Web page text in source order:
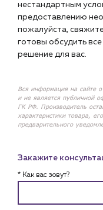
нестандартным
предоставлению
пожалуйста,
готовы обсудить
решение для вас.
Вся информация на сайте
и не является публичной
ГК РФ. Производитель
характеристики товара,
предварительного
Закажите
* Как вас зовут?